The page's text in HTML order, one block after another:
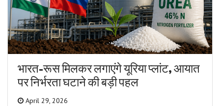
भारत-रूस मिलकर लगाएंगे यूरिया प्लांट, आयात
पर निर्भरता घटाने की बड़ी पहल
April 29, 2026